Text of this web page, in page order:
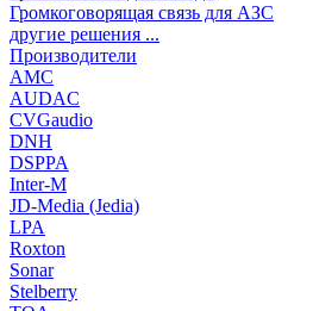
Громкоговорящая связь для АЗС
другие решения ...
Производители
AMC
AUDAC
CVGaudio
DNH
DSPPA
Inter-M
JD-Media (Jedia)
LPA
Roxton
Sonar
Stelberry